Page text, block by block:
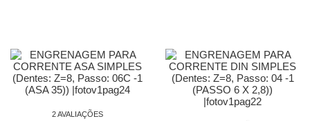
2 AVALIAÇÕES